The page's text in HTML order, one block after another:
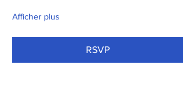
Afficher plus
RSVP